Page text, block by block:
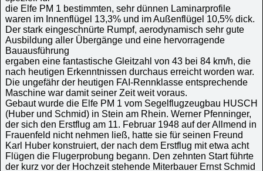
die Elfe PM 1 bestimmten, sehr dünnen Laminarprofile
waren im Innenflügel 13,3% und im Außenflügel 10,5% dick.
Der stark eingeschnürte Rumpf, aerodynamisch sehr gute
Ausbildung aller Übergänge und eine hervorragende
Bauausführung
ergaben eine fantastische Gleitzahl von 43 bei 84 km/h, die
nach heutigen Erkenntnissen durchaus erreicht worden war.
Die ungefähr der heutigen FAI-Rennklasse entsprechende
Maschine war damit seiner Zeit weit voraus.
Gebaut wurde die Elfe PM 1 vom Segelflugzeugbau HUSCH
(Huber und Schmid) in Stein am Rhein. Werner Pfenninger,
der sich den Erstflug am 11. Februar 1948 auf der Allmend in
Frauenfeld nicht nehmen ließ, hatte sie für seinen Freund
Karl Huber konstruiert, der nach dem Erstflug mit etwa acht
Flügen die Flugerprobung begann. Den zehnten Start führte
der kurz vor der Hochzeit stehende Miterbauer Ernst Schmid